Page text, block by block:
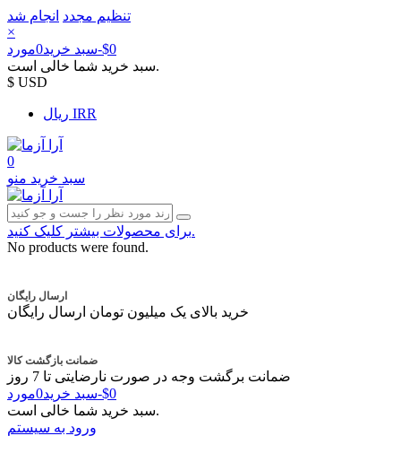
تنظیم مجدد انجام شد
×
سبد خرید0مورد -‎$0
سبد خرید شما خالی است.
$ USD
ریال IRR
0
سبد خرید منو
برای محصولات بیشتر کلیک کنید.
No products were found.
ارسال رایگان
خرید بالای یک میلیون تومان ارسال رایگان
ضمانت بازگشت کالا
ضمانت برگشت وجه در صورت نارضایتی تا 7 روز
سبد خرید0مورد -‎$0
سبد خرید شما خالی است.
ورود به سیستم